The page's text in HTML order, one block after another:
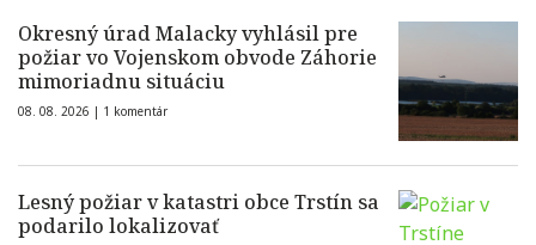
Okresný úrad Malacky vyhlásil pre
požiar vo Vojenskom obvode Záhorie
mimoriadnu situáciu
08. 08. 2026 | 1 komentár
Lesný požiar v katastri obce Trstín sa
podarilo lokalizovať